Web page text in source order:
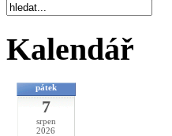
Kalendář
pátek
7
srpen
2026